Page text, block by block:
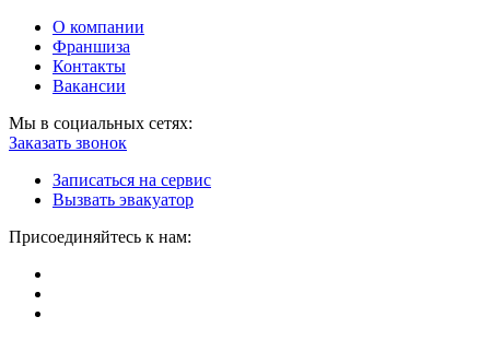
О компании
Франшиза
Контакты
Вакансии
Мы в социальных сетях:
Заказать звонок
Записаться на сервис
Вызвать эвакуатор
Присоединяйтесь к нам: